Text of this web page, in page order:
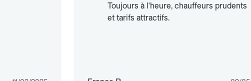
Toujours à l'heure, chauffeurs prudents
et tarifs attractifs.